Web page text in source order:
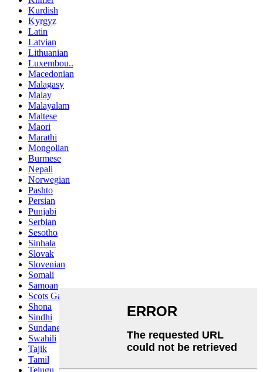
Kurdish
Kyrgyz
Latin
Latvian
Lithuanian
Luxembou..
Macedonian
Malagasy
Malay
Malayalam
Maltese
Maori
Marathi
Mongolian
Burmese
Nepali
Norwegian
Pashto
Persian
Punjabi
Serbian
Sesotho
Sinhala
Slovak
Slovenian
Somali
Samoan
Scots Gaelic
Shona
Sindhi
Sundanese
Swahili
Tajik
Tamil